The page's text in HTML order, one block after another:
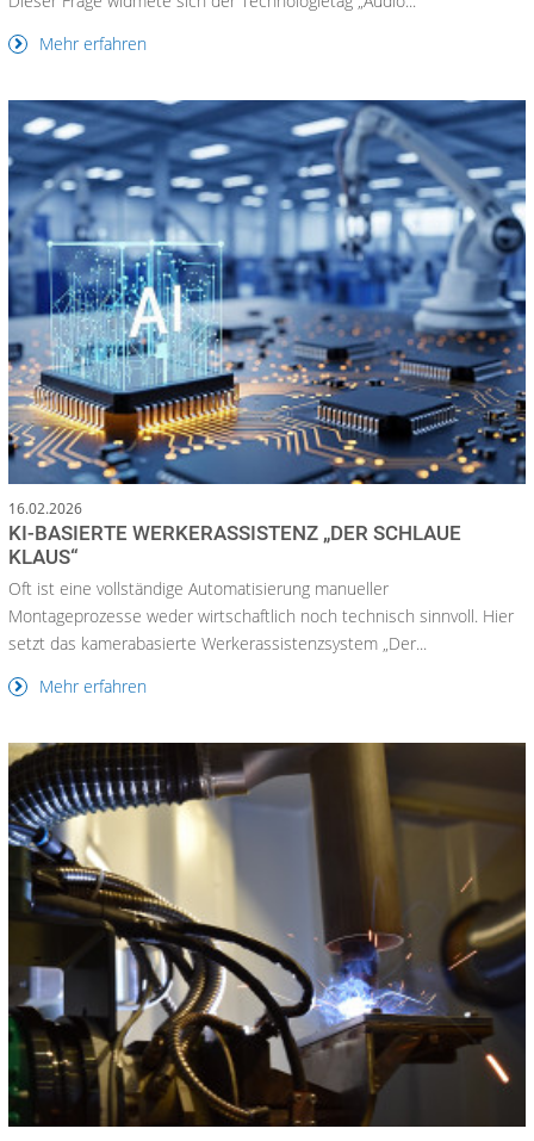
Mehr erfahren
16.02.2026
KI-BASIERTE WERKERASSISTENZ „DER SCHLAUE
KLAUS“
Oft ist eine vollständige Automatisierung manueller
Montageprozesse weder wirtschaftlich noch technisch sinnvoll. Hier
setzt das kamerabasierte Werkerassistenzsystem „Der...
Mehr erfahren